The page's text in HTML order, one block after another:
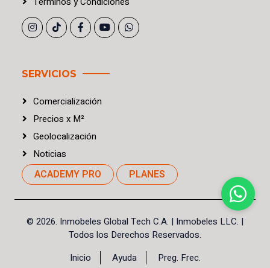
SERVICIOS
Comercialización
Precios x M²
Geolocalización
Noticias
ACADEMY PRO PLANES
© 2026. Inmobeles Global Tech C.A. | Inmobeles LLC. |
Todos los Derechos Reservados.
Inicio
Ayuda Preg. Frec.